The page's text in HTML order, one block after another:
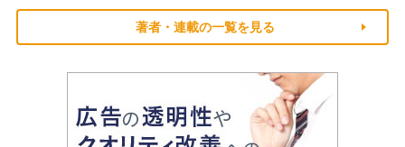
著者・連載の一覧を見る